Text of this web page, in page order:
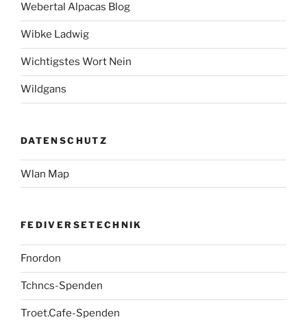
Webertal Alpacas Blog
Wibke Ladwig
Wichtigstes Wort Nein
Wildgans
DATENSCHUTZ
Wlan Map
FEDIVERSETECHNIK
Fnordon
Tchncs-Spenden
Troet.Cafe-Spenden